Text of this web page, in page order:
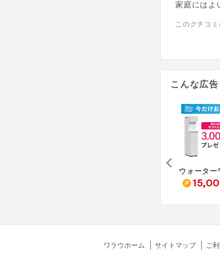
家庭にはよ
このクチコ
こんな広
ワラウホーム サイトマップ ご